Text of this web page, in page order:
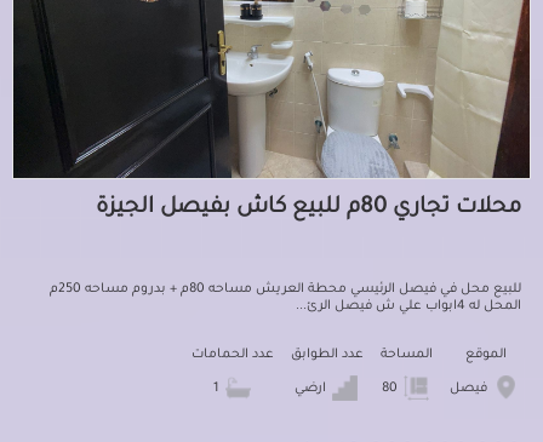
محلات تجاري 80م للبيع كاش بفيصل الجيزة
للبيع محل في فيصل الرئيسي محطة العريش مساحه 80م + بدروم مساحه 250م
المحل له 4ابواب علي ش فيصل الرئ...
الموقع
فيصل
المساحة عدد الطوابق
ارضي
عدد الحمامات